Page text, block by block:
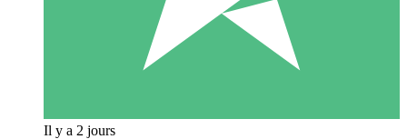
Il y a 2 jours